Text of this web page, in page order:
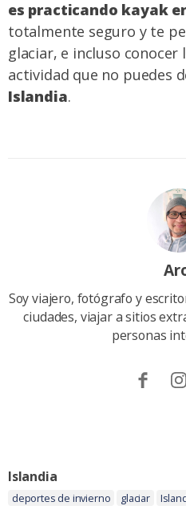
es practicando kayak
totalmente seguro y te
glaciar, e incluso conocer
actividad que no puedes
Islandia.
Soy viajero, fotógrafo y
ciudades, viajar a sitios
personas
Categoria:
Islandia
Etiquetas:
deportes de invierno glaciar